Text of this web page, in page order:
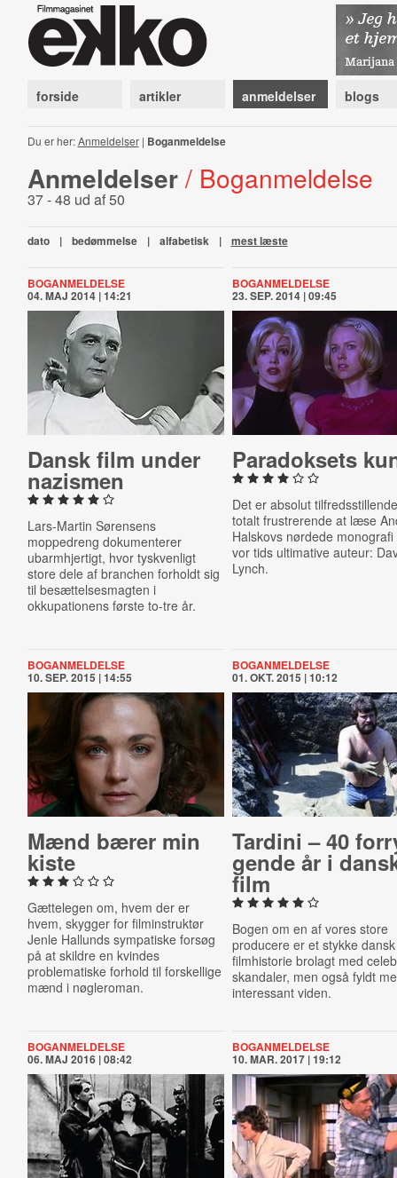
forside artikler anmeldelser blogs
Du er her:Anmeldelser| Boganmeldelse
Anmeldelser / Boganmeldelse
37 - 48 ud af 50
dato | bedømmelse | alfabetisk | mest læste
BOGANMELDELSE
04. MAJ 2014 | 14:21
Dansk film under
nazismen
Lars-Martin Sørensens
moppedreng dokumenterer
ubarmhjertigt, hvor tyskvenligt
store dele af branchen forholdt sig
til besættelsesmagten i
okkupationens første to-tre år.
BOGANMELDELSE
23. SEP. 2014 | 09:45
Pa­ra­dok­sets
Det er absolut
totalt frustrerende at læse
Halskovs nørdede
vor tids ultimative auteur:
Lynch.
BOGANMELDELSE
10. SEP. 2015 | 14:55
Mænd bærer min
kiste
Gættelegen om, hvem der er
hvem, skygger for filminstruktør
Jenle Hallunds sympatiske forsøg
på at skildre en kvindes
problematiske forhold til forskellige
mænd i nøgleroman.
BOGANMELDELSE
01. OKT. 2015 | 10:12
Tardini – 40
gen­de år i
film
Bogen om en af vores store
producere er et stykke dansk
filmhistorie brolagt med
skandaler, men også fyldt
interessant viden.
BOGANMELDELSE
06. MAJ 2016 | 08:42
BOGANMELDELSE
10. MAR. 2017 | 19:12